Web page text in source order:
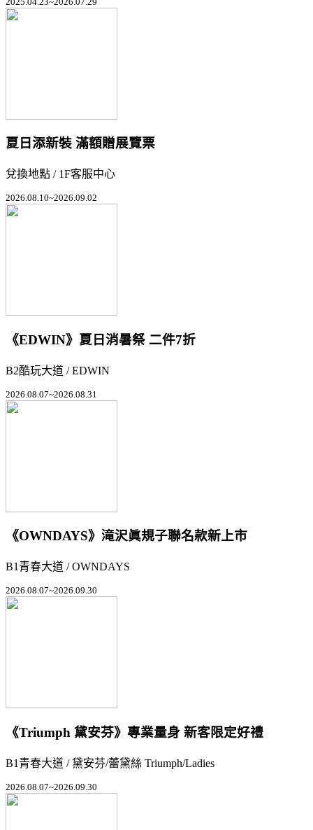
夏日添新裝 滿額贈展覽票
兌換地點 / 1F客服中心
2026.08.10~2026.09.02
《EDWIN》夏日消暑祭 二件7折
B2酷玩大道 / EDWIN
2026.08.07~2026.08.31
《OWNDAYS》滝沢眞規子聯名款新上市
B1青春大道 / OWNDAYS
2026.08.07~2026.09.30
《Triumph 黛安芬》專業量身 新客限定好禮
B1青春大道 / 黛安芬/蕾黛絲 Triumph/Ladies
2026.08.07~2026.09.30